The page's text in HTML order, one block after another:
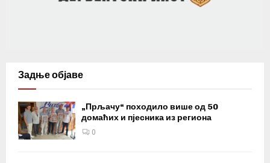
Задње објаве
„Прљачу“ походило више од 50
домаћих и пјесника из региона
0